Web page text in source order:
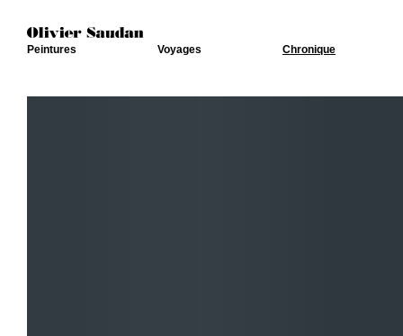
Peintures Voyages Chronique